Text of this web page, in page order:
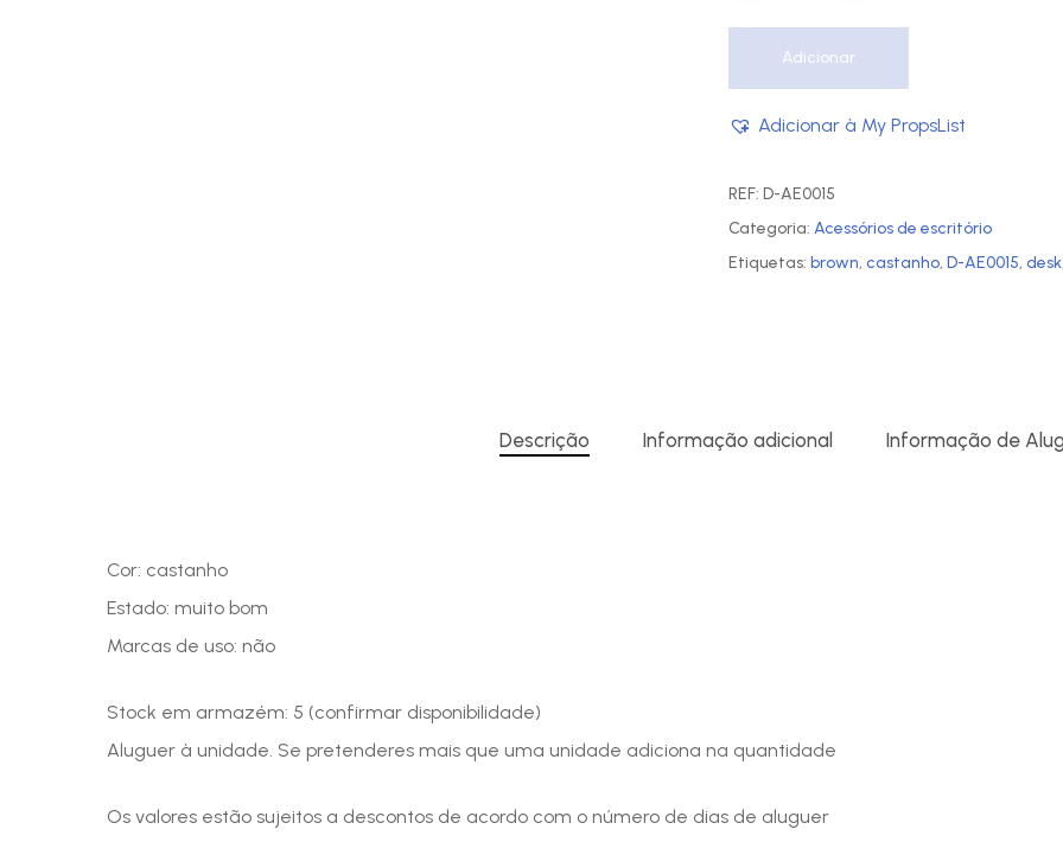
Adicionar
Adicionar à My PropsList
REF: D-AE0015
Categoria: Acessórios de escritório
Etiquetas: brown, castanho, D-AE0015, desk
Descrição Informação adicional Informação de
Cor: castanho
Estado: muito bom
Marcas de uso: não
Stock em armazém: 5 (confirmar disponibilidade)
Aluguer à unidade. Se pretenderes mais que uma unidade adiciona na quantidade
Os valores estão sujeitos a descontos de acordo com o número de dias de aluguer